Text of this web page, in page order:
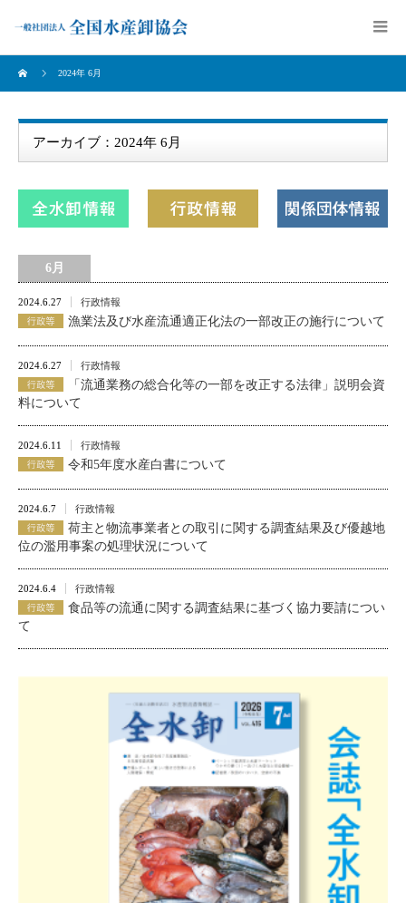
2024年 6月
アーカイブ：2024年 6月
6月
2024.6.27 行政情報
漁業法及び水産流通適正化法の一部改正の施行について
2024.6.27 行政情報
「流通業務の総合化等の一部を改正する法律」説明会資
料について
2024.6.11 行政情報
令和5年度水産白書について
2024.6.7 行政情報
荷主と物流事業者との取引に関する調査結果及び優越地
位の濫用事案の処理状況について
2024.6.4 行政情報
食品等の流通に関する調査結果に基づく協力要請につい
て